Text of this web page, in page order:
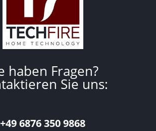
haben Fragen?
Sie uns:
+49 6876 350 9868